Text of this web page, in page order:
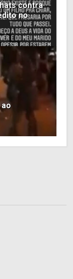
contra
no
ao